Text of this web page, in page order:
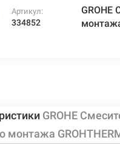
Артикул:
334852
GROHE
GROHE
монтажа